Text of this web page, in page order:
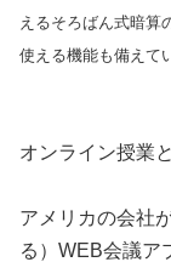
えるそろばん式暗算
使える機能も備えて
オンライン授業
アメリカの会社
る）WEB会議ア